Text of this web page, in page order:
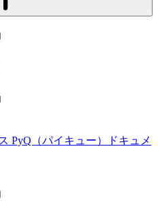
PyQ（パイキュー）ドキュメ